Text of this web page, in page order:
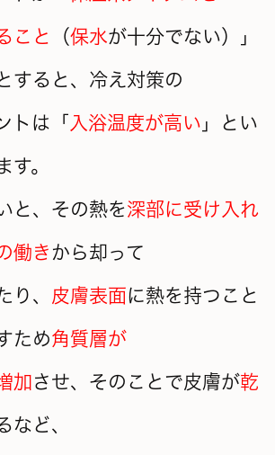
こと （保水が十分でない）」
すると、冷え対策の
トは「 入浴温度が高い 」とい
す。
と、その熱を深部に受け入れ
働き から却って
り、 皮膚表面に熱を持つこと
ため角質層が
加 させ、そのことで皮膚が乾
など、